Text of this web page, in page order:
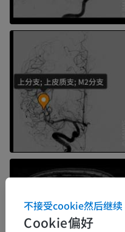
Cookie偏好
不接受cookie然后继续